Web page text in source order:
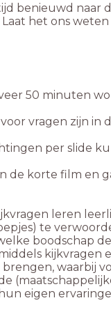
benieuwd naar
het ons
de korte film en
boodschap
waarbij
eigen